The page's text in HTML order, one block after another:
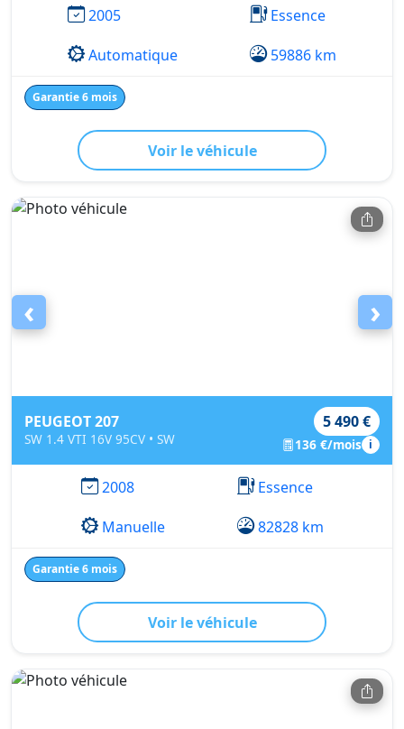
2005
Essence
Automatique
59886 km
Garantie 6 mois
Voir le véhicule
‹ ›
PEUGEOT 207
SW 1.4 VTI 16V 95CV • SW
5 490 €
136 €/mois i
2008
Essence
Manuelle
82828 km
Garantie 6 mois
Voir le véhicule